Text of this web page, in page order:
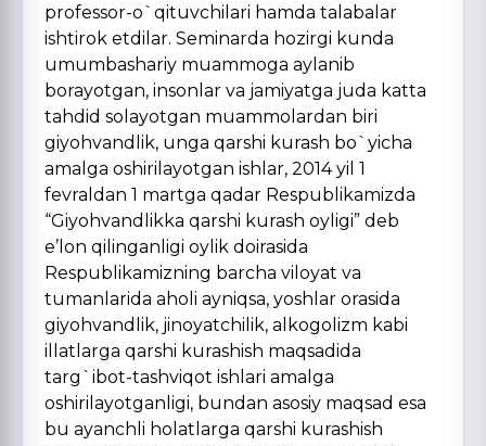
professor-o`qituvchilari hamda talabalar
ishtirok etdilar. Seminarda hozirgi kunda
umumbashariy muammoga aylanib
borayotgan, insonlar va jamiyatga juda katta
tahdid solayotgan muammolardan biri
giyohvandlik, unga qarshi kurash bo`yicha
amalga oshirilayotgan ishlar, 2014 yil 1
fevraldan 1 martga qadar Respublikamizda
“Giyohvandlikka qarshi kurash oyligi” deb
e’lon qilinganligi oylik doirasida
Respublikamizning barcha viloyat va
tumanlarida aholi ayniqsa, yoshlar orasida
giyohvandlik, jinoyatchilik, alkogolizm kabi
illatlarga qarshi kurashish maqsadida
targ`ibot-tashviqot ishlari amalga
oshirilayotganligi, bundan asosiy maqsad esa
bu ayanchli holatlarga qarshi kurashish